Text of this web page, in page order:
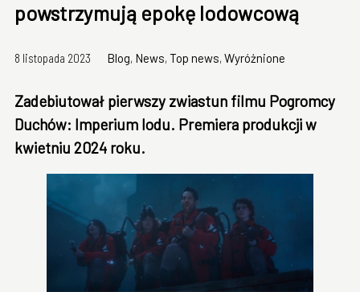
powstrzymują epokę lodowcową
8 listopada 2023 Blog, News, Top news, Wyróżnione
Zadebiutował pierwszy zwiastun filmu Pogromcy
Duchów: Imperium lodu. Premiera produkcji w
kwietniu 2024 roku.